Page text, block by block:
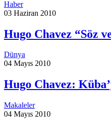
Haber
03 Haziran 2010
Hugo Chavez “Söz
Dünya
04 Mayıs 2010
Hugo Chavez:
Makaleler
04 Mayıs 2010